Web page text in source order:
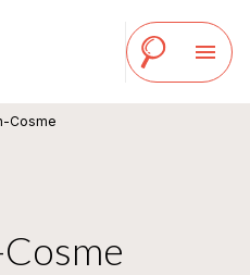
menu
Cosme